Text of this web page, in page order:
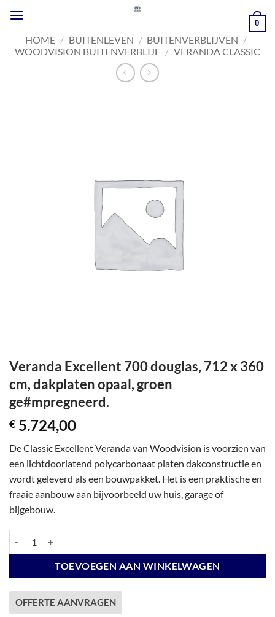
naar
inhoud
0
HOME / BUITENLEVEN / BUITENVERBLIJVEN /
WOODVISION BUITENVERBLIJF / VERANDA CLASSIC
Veranda Excellent 700 douglas, 712 x 360
cm, dakplaten opaal, groen
ge#mpregneerd.
€ 5.724,00
De Classic Excellent Veranda van Woodvision is voorzien van
een lichtdoorlatend polycarbonaat platen dakconstructie en
wordt geleverd als een bouwpakket. Het is een praktische en
fraaie aanbouw aan bijvoorbeeld uw huis, garage of
bijgebouw.
TOEVOEGEN AAN WINKELWAGEN
OFFERTE AANVRAGEN